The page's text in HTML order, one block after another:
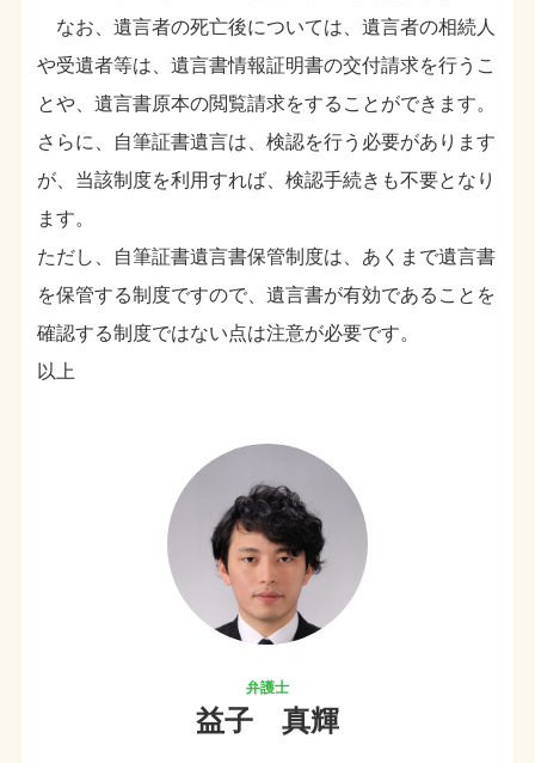
なお、遺言者の死亡後については、遺言者の相続人
や受遺者等は、遺言書情報証明書の交付請求を行うこ
とや、遺言書原本の閲覧請求をすることができます。
さらに、自筆証書遺言は、検認を行う必要があります
が、当該制度を利用すれば、検認手続きも不要となり
ます。
ただし、自筆証書遺言書保管制度は、あくまで遺言書
を保管する制度ですので、遺言書が有効であることを
確認する制度ではない点は注意が必要です。
以上
益子 真輝